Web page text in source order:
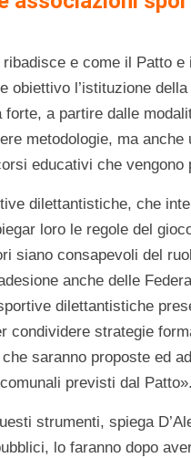
e come il Patto
obiettivo l’istituzione
forte, a partire dalle
metodologie, ma anche
educativi che vengono
dilettantistiche, che
loro le regole del
siano consapevoli del
anche delle
dilettantistiche
condividere strategie
saranno proposte ed
previsti dal Patto».
strumenti, spiega
lo faranno dopo